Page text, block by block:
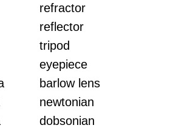
refractor
reflector
tripod
eyepiece
barlow lens
newtonian
dobsonian